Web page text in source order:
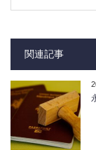
関連記事